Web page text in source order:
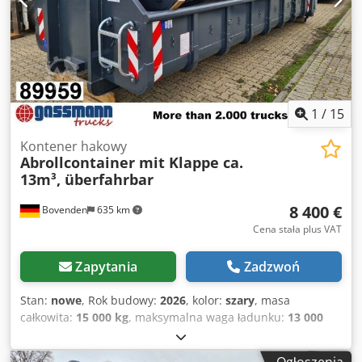
1 / 15
Bovenden 635 km
Kontener hakowy
Abrollcontainer mit Klappe ca.
13m³, überfahrbar
8 400 €
Cena stała plus VAT
Zapytania Zadzwoń
Stan: nowe, Rok budowy: 2026, kolor: szary, masa
całkowita: 15 000 kg, maksymalna waga ładunku: 13 000
, objętość przestrzeni
ładunkowej:13 m³, szerokość przestrzeni ładunkowej: